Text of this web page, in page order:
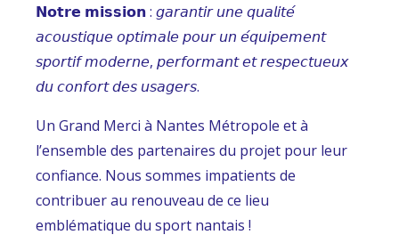
𝗡𝗼𝘁𝗿𝗲 𝗺𝗶𝘀𝘀𝗶𝗼𝗻 : 𝘨𝘢𝘳𝘢𝘯𝘵𝘪𝘳 𝘶𝘯𝘦 𝘲𝘶𝘢𝘭𝘪𝘵𝘦́
𝘢𝘤𝘰𝘶𝘴𝘵𝘪𝘲𝘶𝘦 𝘰𝘱𝘵𝘪𝘮𝘢𝘭𝘦 𝘱𝘰𝘶𝘳 𝘶𝘯 𝘦́𝘲𝘶𝘪𝘱𝘦𝘮𝘦𝘯𝘵
𝘴𝘱𝘰𝘳𝘵𝘪𝘧 𝘮𝘰𝘥𝘦𝘳𝘯𝘦, 𝘱𝘦𝘳𝘧𝘰𝘳𝘮𝘢𝘯𝘵 𝘦𝘵 𝘳𝘦𝘴𝘱𝘦𝘤𝘵𝘶𝘦𝘶𝘹
𝘥𝘶 𝘤𝘰𝘯𝘧𝘰𝘳𝘵 𝘥𝘦𝘴 𝘶𝘴𝘢𝘨𝘦𝘳𝘴.
Un Grand Merci à Nantes Métropole et à
l’ensemble des partenaires du projet pour leur
confiance. Nous sommes impatients de
contribuer au renouveau de ce lieu
emblématique du sport nantais !